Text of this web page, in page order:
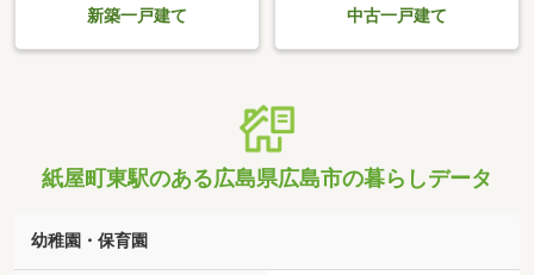
新築一戸建て 中古一戸建て
紙屋町東駅のある広島県広島市の暮らしデータ
幼稚園・保育園